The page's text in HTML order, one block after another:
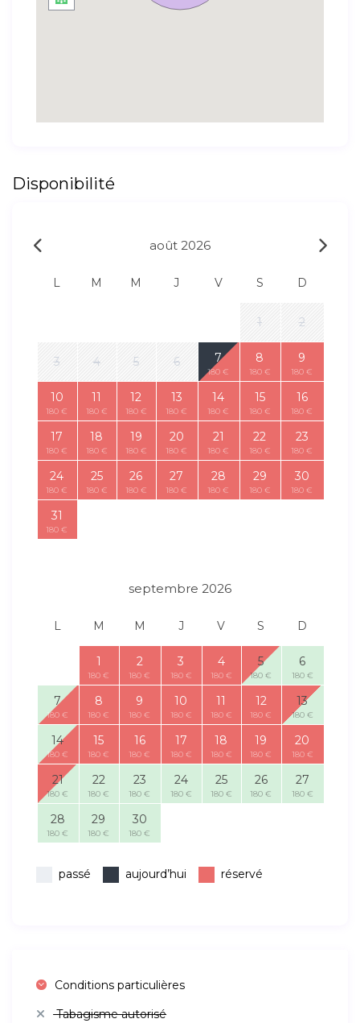
Disponibilité
août 2026
L M M J V S D
1 2
3 4 5 6 7
180 €
8
180 €
9
180 €
10
180 €
11
180 €
12
180 €
13
180 €
14
180 €
15
180 €
16
180 €
17
180 €
18
180 €
19
180 €
20
180 €
21
180 €
22
180 €
23
180 €
24
180 €
25
180 €
26
180 €
27
180 €
28
180 €
29
180 €
30
180 €
31
180 €
septembre 2026
L M M J V S D
1
180 €
2
180 €
3
180 €
4
180 €
5
180 €
6
180 €
7
180 €
8
180 €
9
180 €
10
180 €
11
180 €
12
180 €
13
180 €
14
180 €
15
180 €
16
180 €
17
180 €
18
180 €
19
180 €
20
180 €
21
180 €
22
180 €
23
180 €
24
180 €
25
180 €
26
180 €
27
180 €
28
180 €
29
180 €
30
180 €
passé aujourd’hui réservé
Conditions particulières
Tabagisme autorisé